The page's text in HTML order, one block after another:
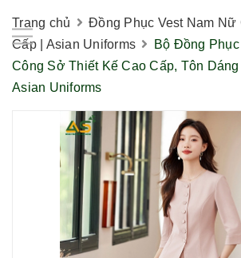
Trang chủ
Đồng Phục Vest Nam Nữ
Cấp | Asian Uniforms
Bộ Đồng
Công Sở Thiết Kế Cao Cấp, Tôn Dáng
Asian Uniforms